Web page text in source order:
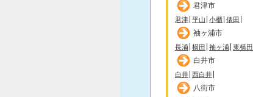
君津市
君津 平山 小櫃 俵田
袖ヶ浦市
長浦 横田 袖ヶ浦 東横田
白井市
白井 西白井
八街市